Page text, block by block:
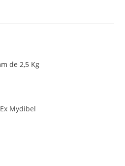
de 2,5 Kg
Mydibel